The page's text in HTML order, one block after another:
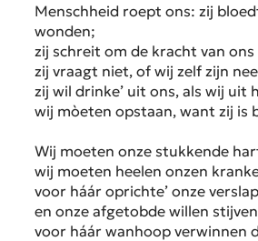
Menschheid roept ons: zij
wonden;
zij schreit om de kracht van
zij vraagt niet, of wij zelf zijn
zij wil drinke’ uit ons, als wij uit
wij mòeten opstaan, want zij is
Wij moeten onze stukkende
wij moeten heelen onzen
voor háár oprichte’ onze
en onze afgetobde willen
voor háár wanhoop verwinnen